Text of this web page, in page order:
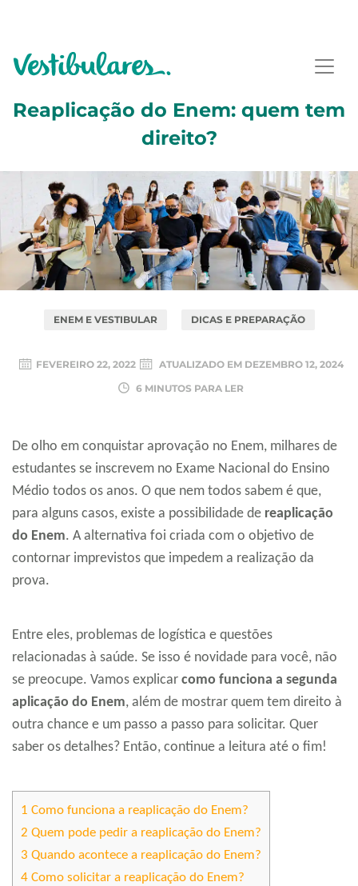
Reaplicação do Enem: quem tem
direito?
ENEM E VESTIBULAR DICAS E PREPARAÇÃO
FEVEREIRO 22, 2022 ATUALIZADO EM DEZEMBRO 12, 2024
6 MINUTOS PARA LER
De olho em conquistar aprovação no Enem, milhares de
estudantes se inscrevem no Exame Nacional do Ensino
Médio todos os anos. O que nem todos sabem é que,
para alguns casos, existe a possibilidade de reaplicação
do Enem. A alternativa foi criada com o objetivo de
contornar imprevistos que impedem a realização da
prova.
Entre eles, problemas de logística e questões
relacionadas à saúde. Se isso é novidade para você, não
se preocupe. Vamos explicar como funciona a segunda
aplicação do Enem, além de mostrar quem tem direito à
outra chance e um passo a passo para solicitar. Quer
saber os detalhes? Então, continue a leitura até o fim!
1 Como funciona a reaplicação do Enem?
2 Quem pode pedir a reaplicação do Enem?
3 Quando acontece a reaplicação do Enem?
4 Como solicitar a reaplicação do Enem?